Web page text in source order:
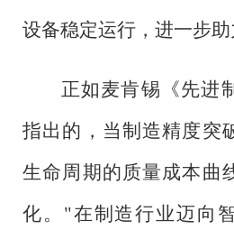
设备稳定运行，进一步助
正如麦肯锡《先进
指出的，当制造精度突
生命周期的质量成本曲
化。"在制造行业迈向